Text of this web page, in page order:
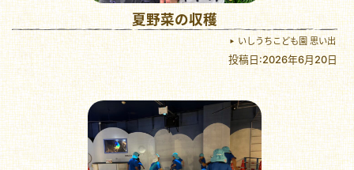
夏野菜の収穫
いしうちこども園 思い出
投稿日:2026年6月20日